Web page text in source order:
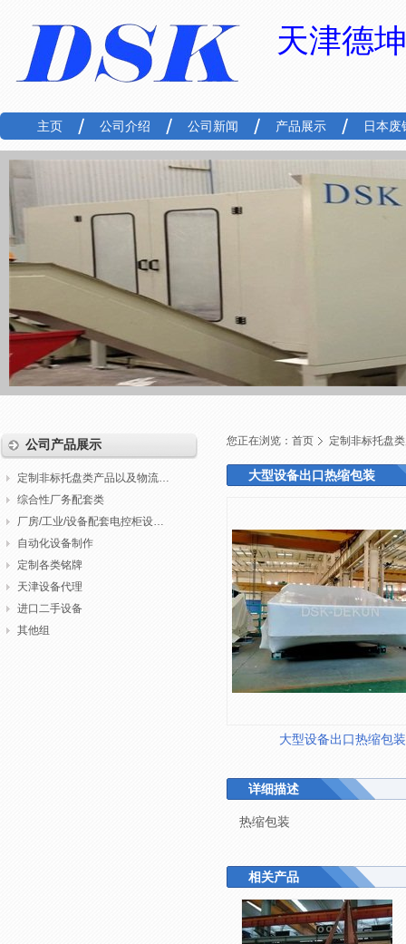
天津德
主页 公司介绍 公司新闻 产品展示 日本废
公司产品展示
定制非标托盘类产品以及物流包装
综合性厂务配套类
厂房/工业/设备配套电控柜设计制作调试
自动化设备制作
定制各类铭牌
天津设备代理
进口二手设备
其他组
您正在浏览： 首页 定制非标托盘
大型设备出口热缩包装
大型设备出口热缩包装
详细描述
热缩包装
相关产品